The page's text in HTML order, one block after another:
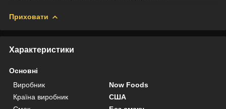
Приховати
Характеристики
Основні
Виробник
Now Foods
Країна виробник
США